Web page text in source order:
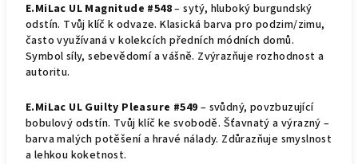
E.MiLac UL Magnitude #548– sytý, hluboký burgundský
odstín. Tvůj klíč k odvaze. Klasická barva pro podzim/zimu,
často využívaná v kolekcích předních módních domů.
Symbol síly, sebevědomí a vášně. Zvýrazňuje rozhodnost a
autoritu.
E.MiLac UL Guilty Pleasure #549 – svůdný, povzbuzující
bobulový odstín. Tvůj klíč ke svobodě. Šťavnatý a výrazný –
barva malých potěšení a hravé nálady. Zdůrazňuje smyslnost
a lehkou koketnost.